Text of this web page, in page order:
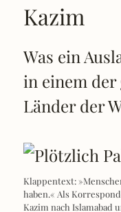
Kazim
Was ein
in einem
Länder der
Klappentext:
haben.« Als
Kazim nach Islamabad